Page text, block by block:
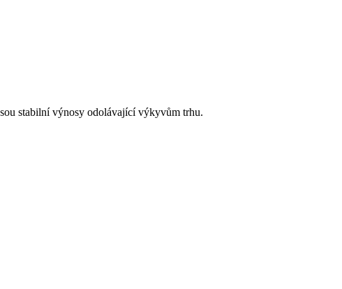
stabilní výnosy odolávající výkyvům trhu.